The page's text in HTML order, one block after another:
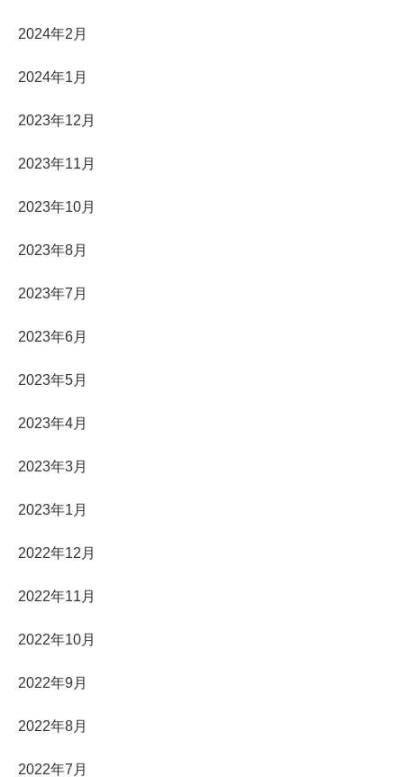
2024年2月
2024年1月
2023年12月
2023年11月
2023年10月
2023年8月
2023年7月
2023年6月
2023年5月
2023年4月
2023年3月
2023年1月
2022年12月
2022年11月
2022年10月
2022年9月
2022年8月
2022年7月